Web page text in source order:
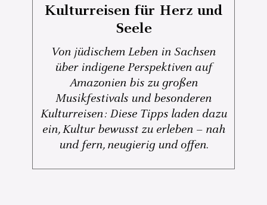
Kulturreisen für Herz und
Seele
Von jüdischem Leben in Sachsen
über indigene Perspektiven auf
Amazonien bis zu großen
Musikfestivals und besonderen
Kulturreisen: Diese Tipps laden dazu
ein, Kultur bewusst zu erleben – nah
und fern, neugierig und offen.